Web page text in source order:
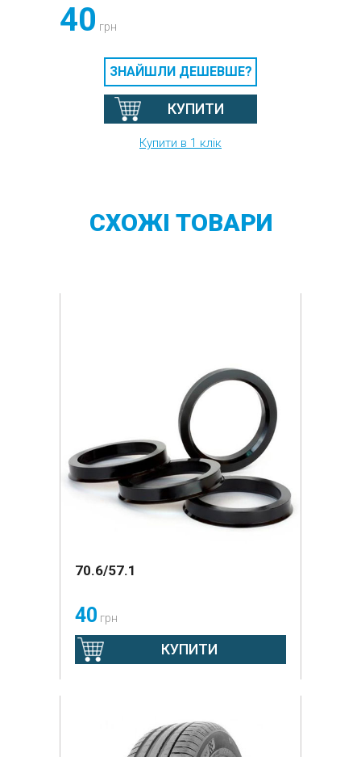
40 грн
ЗНАЙШЛИ ДЕШЕВШЕ?
КУПИТИ
Купити в 1 клік
СХОЖІ ТОВАРИ
70.6/57.1
40 грн
КУПИТИ